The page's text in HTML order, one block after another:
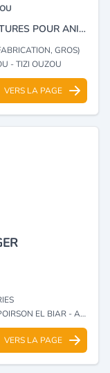
VENTE DES ACCESSOIRES ET NOURRITURES POUR ANIMAUX
GROS)
- TIZI OUZOU
VERS LA PAGE
EL BIAR - ALGER
VERS LA PAGE